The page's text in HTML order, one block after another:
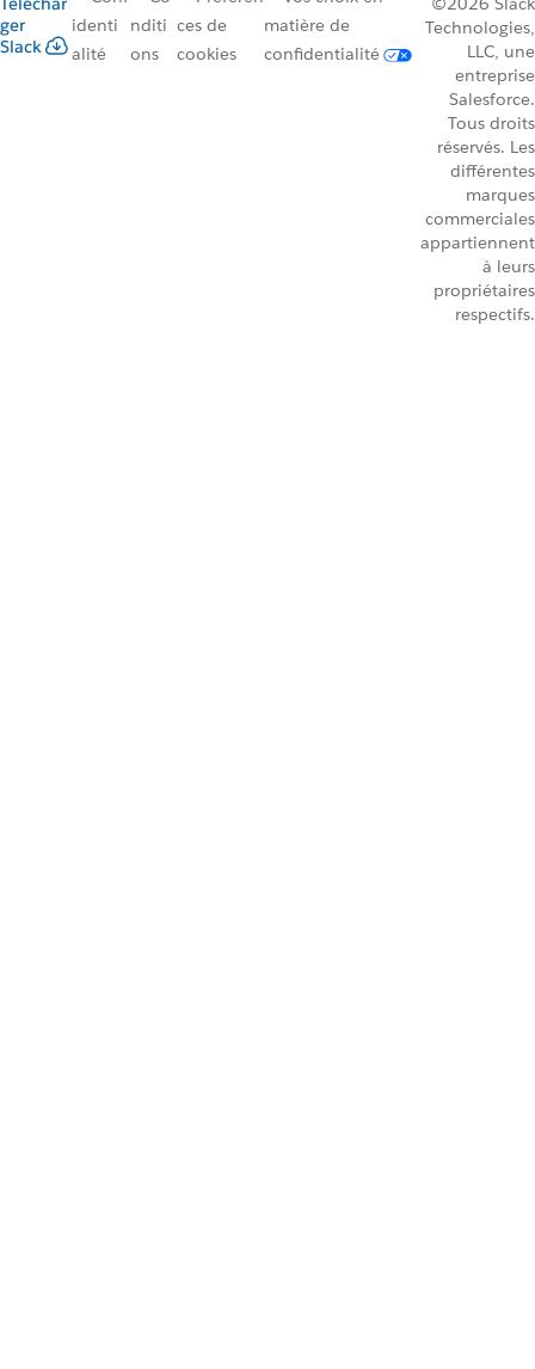
ger
Slack
identi
alité
nditi
ons
ces de
cookies
matière de
confidentialité
Technologies,
LLC, une
entreprise
Salesforce.
Tous droits
réservés. Les
différentes
marques
commerciales
appartiennent
à leurs
propriétaires
respectifs.